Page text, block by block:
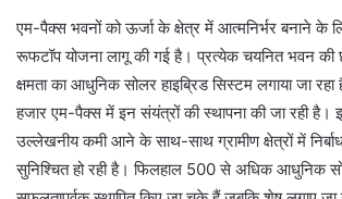
एम-पैक्स भवनों को ऊर्जा के क्षेत्र में आत्मनिर्भर बनाने के
रूफटॉप योजना लागू की गई है। प्रत्येक चयनित भवन की
क्षमता का आधुनिक सोलर हाइब्रिड सिस्टम लगाया जा
हजार एम-पैक्स में इन संयंत्रों की स्थापना की जा रही है।
उल्लेखनीय कमी आने के साथ-साथ ग्रामीण क्षेत्रों में निर्बाध
सुनिश्चित हो रही है। फिलहाल 500 से अधिक आधुनिक